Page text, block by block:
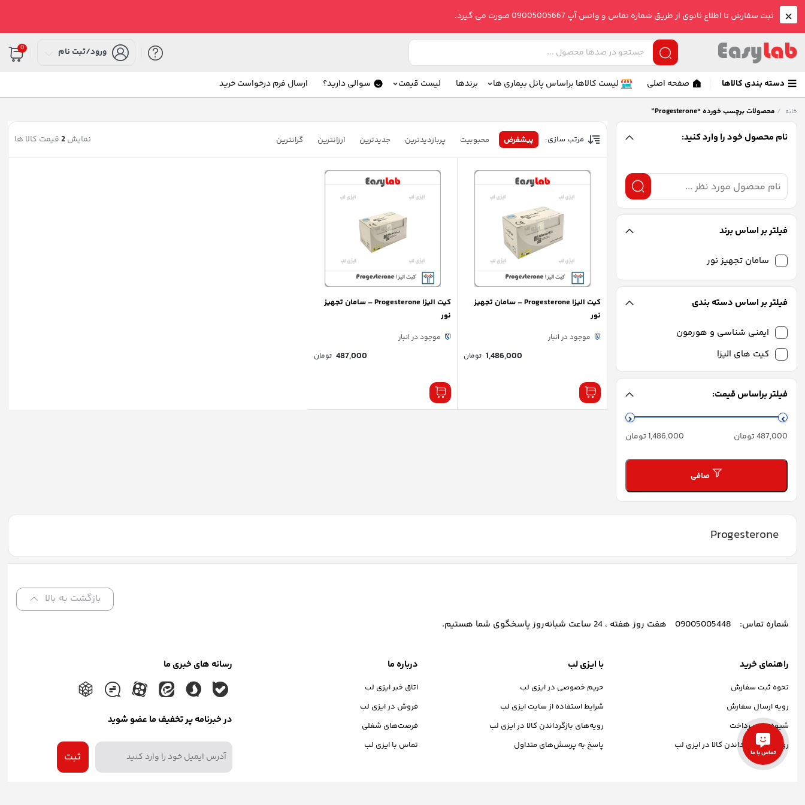
ثبت سفارش تا اطلاع ثانوی از طریق شماره تماس و واتس آپ 09005005667 صورت می گیرد.
ورود/ثبت نام 0
دسته بندی کالاها صفحه اصلی لیست کالاها براساس پانل بیماری ها برندها لیست قیمت سوالی دارید؟ ارسال فرم درخواست خرید
خانه / محصولات برچسب خورده “Progesterone”
نام محصول خود را وارد کنید:
فیلتر بر اساس برند
سامان تجهیز نور
فیلتر بر اساس دسته بندی
ایمنی شناسی و هورمون
کیت های الیزا
فیلتر براساس قیمت:
حداقل
قیمت
حداكثر
قيمت
صافی
487,000 تومان 1,486,000 تومان
مرتب سازی: پیشفرض محبوبیت پربازدیدترین جدیدترین ارزانترین گرانترین نمایش2 قیمت کالا ها
کیت الیزا Progesterone – سامان تجهیز
نور
موجود در انبار
1,486,000 تومان
کیت الیزا Progesterone – سامان تجهیز
نور
موجود در انبار
487,000 تومان
Progesterone
بازگشت به بالا
شماره تماس: 09005005448 هفت روز هفته ، 24 ساعت شبانه‌روز پاسخگوی شما هستیم.
راهنمای خرید
نحوه ثبت سفارش
رویه ارسال سفارش
شیوه‌های پرداخت
رویه‌های بازگرداندن کالا در ایزی لب
با ایزی لب
حریم خصوصی در ایزی لب
شرایط استفاده از سایت ایزی لب
رویه‌های بازگرداندن کالا در ایزی لب
پاسخ به پرسش‌های متداول
درباره ما
اتاق خبر ایزی لب
فروش در ایزی لب
فرصت‌های شغلی
تماس با ایزی لب
رسانه های خبری ما
در خبرنامه پر تخفیف ما عضو شوید
ثبت تماس با ما